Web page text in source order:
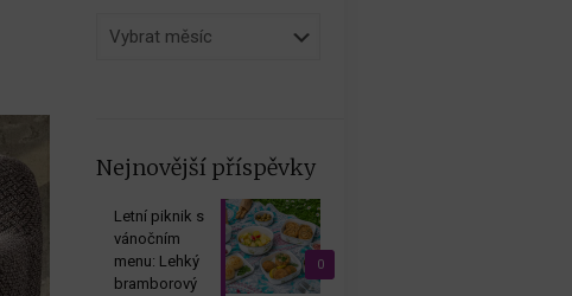
Archiv
Nejnovější příspěvky
0
Letní piknik s
vánočním
menu: Lehký
bramborový